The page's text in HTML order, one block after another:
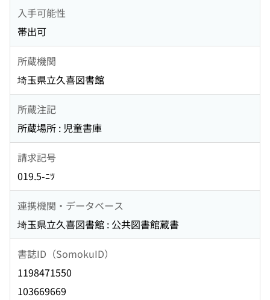
入手可能性
帯出可
所蔵機関
埼玉県立久喜図書館
所蔵注記
所蔵場所 : 児童書庫
請求記号
019.5-ﾆﾂ
連携機関・データベース
埼玉県立久喜図書館 : 公共図書館蔵書
書誌ID（SomokuID）
1198471550
103669669